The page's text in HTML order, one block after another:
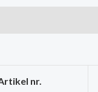
nr.